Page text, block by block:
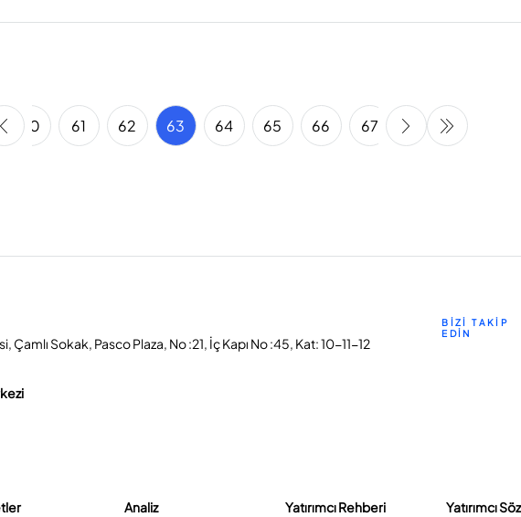
60 61 62 63 64 65 66 67 68
Çamlı Sokak, Pasco Plaza, No :21, İç Kapı No :45, Kat: 10-11-12
BİZİ TAKİP
EDİN
Analiz
Yatırımcı Rehberi
Yatırımcı